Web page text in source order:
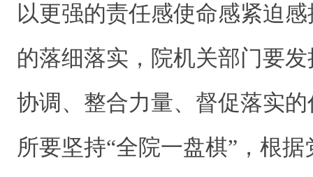
以更强的责任感使命感紧迫
的落细落实 ，院机关部门要发
协调、整合力量、督促落实
所要坚持“全院一盘棋” ，根